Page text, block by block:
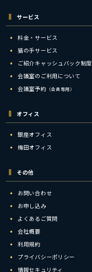
サービス
料金・サービス
猫の手サービス
ご紹介キャッシュバック制度
会議室のご利用について
会議室予約 （会員専用）
オフィス
銀座オフィス
梅田オフィス
その他
お問い合わせ
お申し込み
よくあるご質問
会社概要
利用規約
プライバシーポリシー
情報セキュリティ